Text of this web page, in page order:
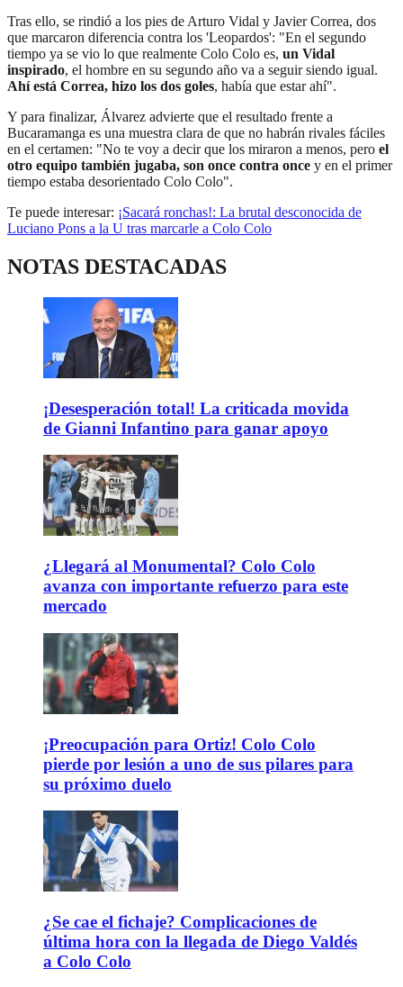
Tras ello, se rindió a los pies de Arturo Vidal y Javier Correa, dos
que marcaron diferencia contra los 'Leopardos': "En el segundo
tiempo ya se vio lo que realmente Colo Colo es, un Vidal
inspirado, el hombre en su segundo año va a seguir siendo igual.
Ahí está Correa, hizo los dos goles, había que estar ahí".
Y para finalizar, Álvarez advierte que el resultado frente a
Bucaramanga es una muestra clara de que no habrán rivales fáciles
en el certamen: "No te voy a decir que los miraron a menos, pero el
otro equipo también jugaba, son once contra once y en el primer
tiempo estaba desorientado Colo Colo".
Te puede interesar: ¡Sacará ronchas!: La brutal desconocida de
Luciano Pons a la U tras marcarle a Colo Colo
NOTAS DESTACADAS
¡Desesperación total! La criticada movida
de Gianni Infantino para ganar apoyo
¿Llegará al Monumental? Colo Colo
avanza con importante refuerzo para este
mercado
¡Preocupación para Ortiz! Colo Colo
pierde por lesión a uno de sus pilares para
su próximo duelo
¿Se cae el fichaje? Complicaciones de
última hora con la llegada de Diego Valdés
a Colo Colo